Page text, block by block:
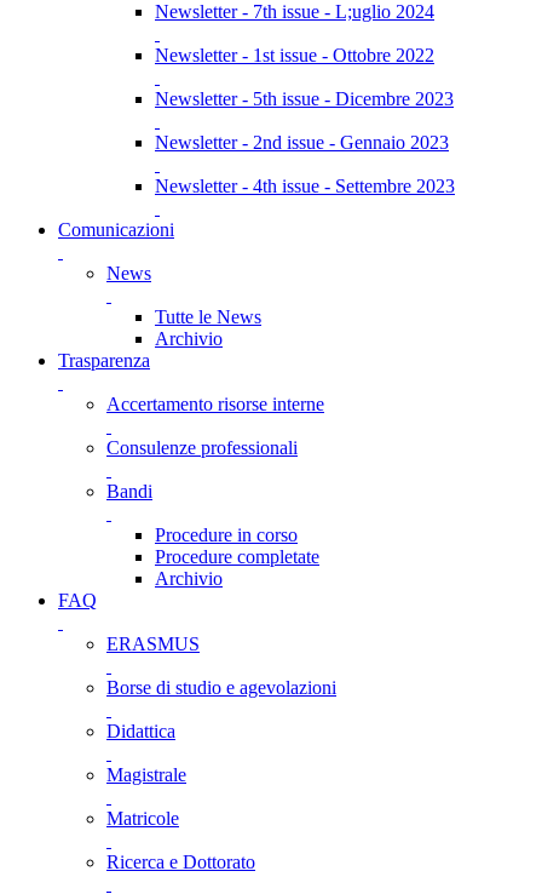
Newsletter - 7th issue - L;uglio 2024
Newsletter - 1st issue - Ottobre 2022
Newsletter - 5th issue - Dicembre 2023
Newsletter - 2nd issue - Gennaio 2023
Newsletter - 4th issue - Settembre 2023
Comunicazioni
News
Tutte le News
Archivio
Trasparenza
Accertamento risorse interne
Consulenze professionali
Bandi
Procedure in corso
Procedure completate
Archivio
FAQ
ERASMUS
Borse di studio e agevolazioni
Didattica
Magistrale
Matricole
Ricerca e Dottorato